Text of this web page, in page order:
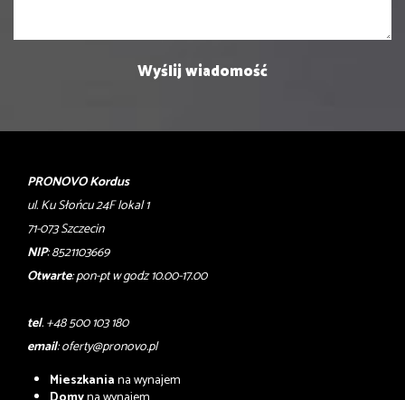
PRONOVO Kordus
ul. Ku Słońcu 24F lokal 1
71-073 Szczecin
NIP: 8521103669
Otwarte: pon-pt w godz 10.00-17.00
tel. +48 500 103 180
email:oferty@pronovo.pl
Mieszkaniana wynajem